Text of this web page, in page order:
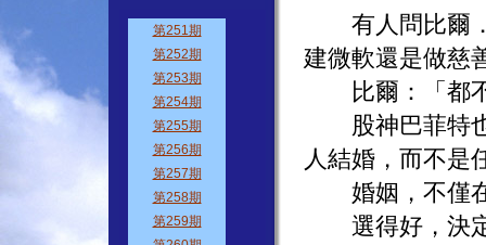
有人問比爾．
建微軟還是做慈
比爾：「都不
股神巴菲特也
人結婚，而不是
婚姻，不僅在
選得好，決定